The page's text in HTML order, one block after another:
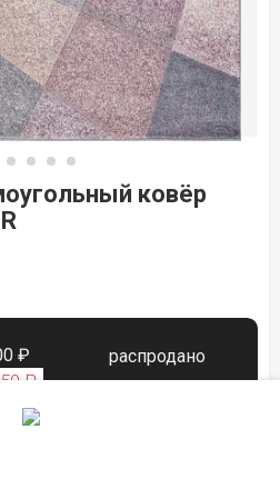
ковёр
₽
₽
распродано